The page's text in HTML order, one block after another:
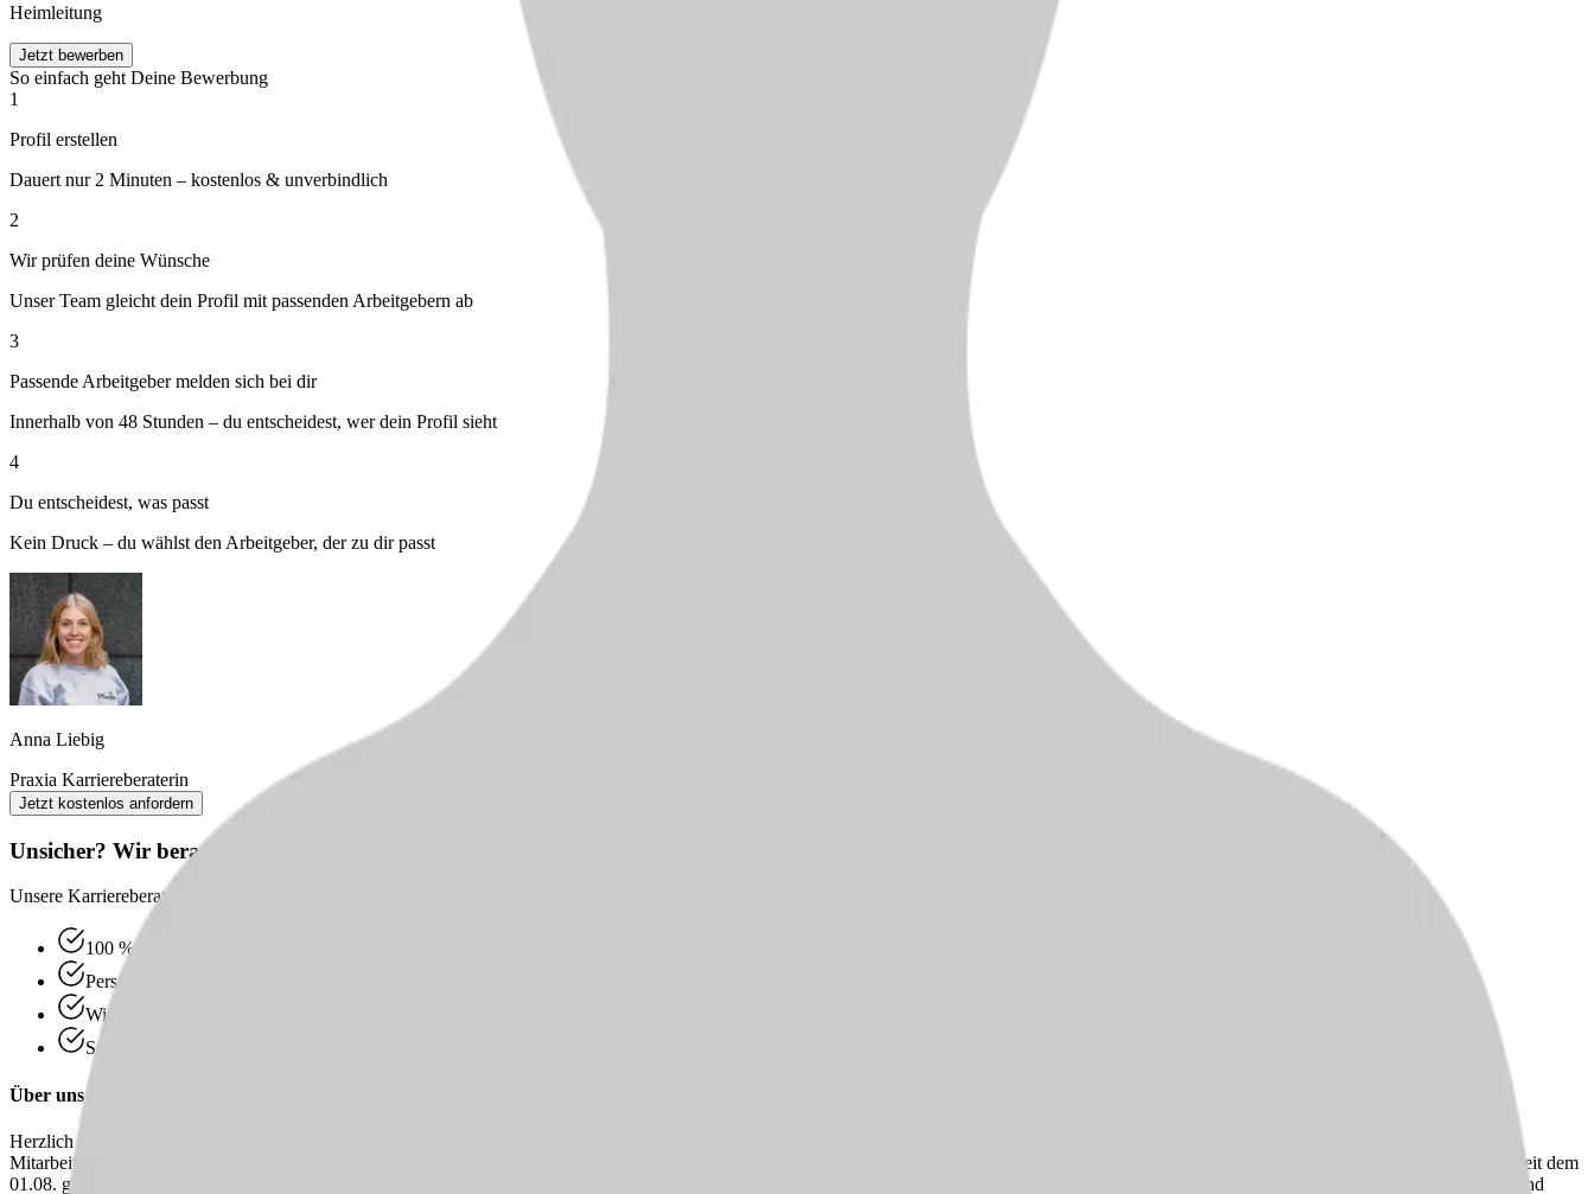
Heimleitung
Jetzt bewerben
So einfach geht Deine Bewerbung
1
Profil erstellen
Dauert nur 2 Minuten – kostenlos & unverbindlich
2
Wir prüfen deine Wünsche
Unser Team gleicht dein Profil mit passenden Arbeitgebern ab
3
Passende Arbeitgeber melden sich bei dir
Innerhalb von 48 Stunden – du entscheidest, wer dein Profil sieht
4
Du entscheidest, was passt
Kein Druck – du wählst den Arbeitgeber, der zu dir passt
Anna Liebig
Praxia Karriereberaterin
Jetzt kostenlos anfordern
Unsicher? Wir beraten dich kostenlos zu deinem nächsten Karriereschritt
Unsere Karriereberater finden passende Jobs für dich – und melden sich persönlich bei dir zurück.
100 % kostenlos & unverbindlich
Persönliche Beratung statt Bewerbungsstress
Wir finden passende Jobs für dich
Schneller Rückruf
Über uns
Herzlich Willkommen beim Theodor-Fliedner-Haus, einer stationären Pflegeeinrichtung, die sich seit 10 Jahren mit Herz und Engagement um das Wohl ihrer 122 Bewohner:innen kümmert. Unsere
Mitarbeiter:innen arbeiten in festen Teams und betreuen ihre Bewohner:innen in vier Wohnbereichen, wobei wir im dritten Bereich auf die Pflege von Menschen mit schwerer Demenz spezialisiert sind. Seit dem
01.08. gehören wir zu einem neuen Träger, was frischen Wind bringt, während unser erfahrenes Team, das schon lange zusammenarbeitet, weiterhin den familiären Zusammenhalt pflegt. Zusammenhalt und